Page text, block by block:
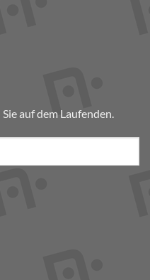
auf dem Laufenden.